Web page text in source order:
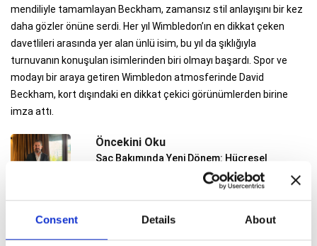
Consent Details About
mendiliyle tamamlayan Beckham, zamansız stil anlayışını bir kez
daha gözler önüne serdi. Her yıl Wimbledon’ın en dikkat çeken
davetlileri arasında yer alan ünlü isim, bu yıl da şıklığıyla
turnuvanın konuşulan isimlerinden biri olmayı başardı. Spor ve
modayı bir araya getiren Wimbledon atmosferinde David
Beckham, kort dışındaki en dikkat çekici görünümlerden birine
imza attı.
Öncekini Oku
Saç Bakımında Yeni Dönem: Hücresel
Sonrakini Oku
Anne Hathaway’den hamilelik stiline